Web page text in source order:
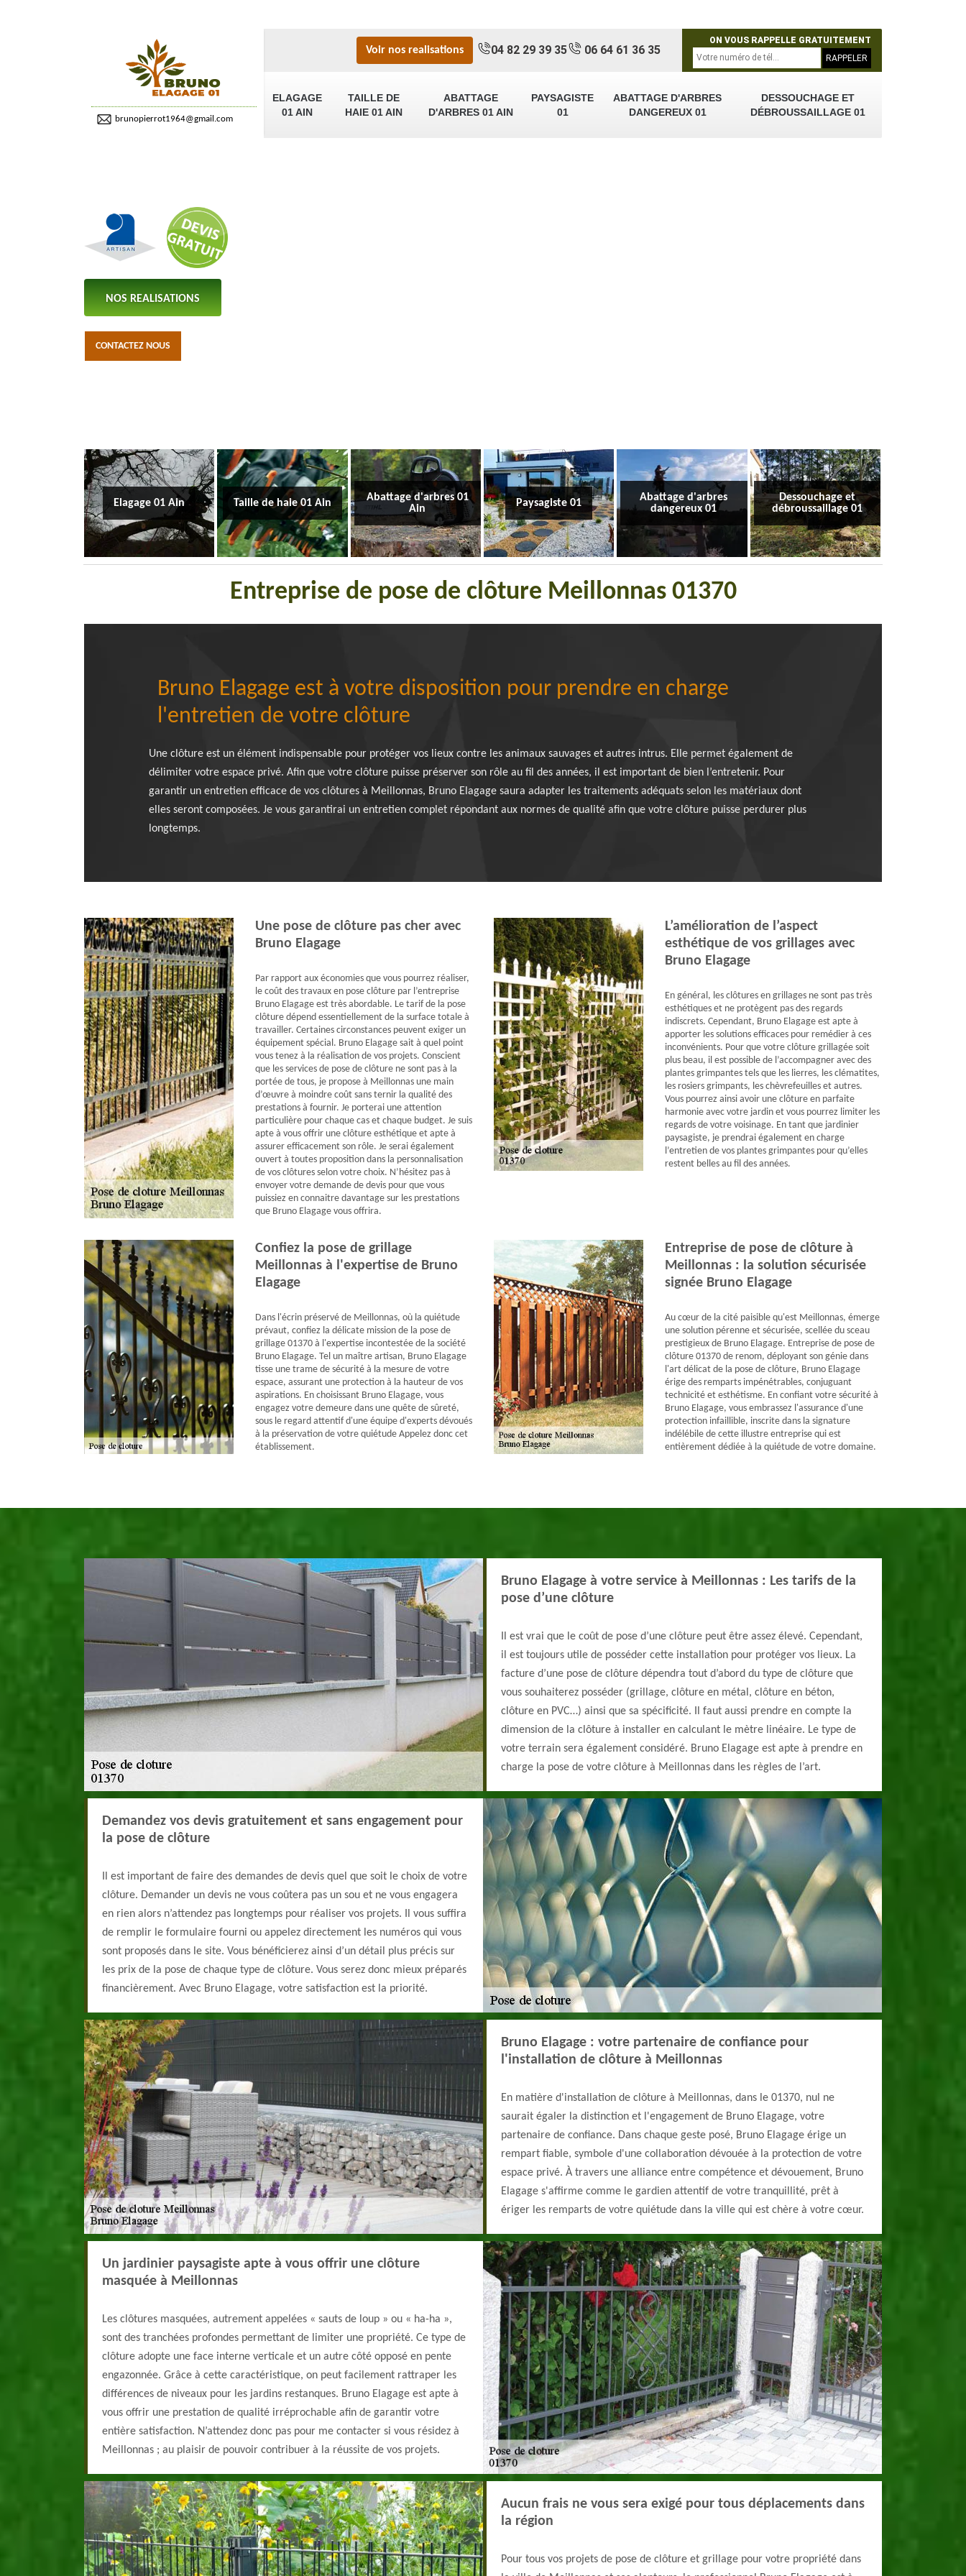
brunopierrot1964@gmail.com
ELAGAGE
01 AIN
TAILLE DE
HAIE 01 AIN
ABATTAGE
D'ARBRES 01 AIN
PAYSAGISTE
01
ABATTAGE D'ARBRES
DANGEREUX 01
DESSOUCHAGE ET
DÉBROUSSAILLAGE 01
Voir nos realisations 04 82 29 39 35 06 64 61 36 35
ON VOUS RAPPELLE GRATUITEMENT
NOS REALISATIONS
CONTACTEZ NOUS
Elagage 01 Ain Taille de haie 01 Ain
Abattage d'arbres 01
Ain
Paysagiste 01
Abattage d'arbres
dangereux 01
Dessouchage et
débroussaillage 01
Entreprise de pose de clôture Meillonnas 01370
Bruno Elagage est à votre disposition pour prendre en charge
l'entretien de votre clôture
Une clôture est un élément indispensable pour protéger vos lieux contre les animaux sauvages et autres intrus. Elle permet également de
délimiter votre espace privé. Afin que votre clôture puisse préserver son rôle au fil des années, il est important de bien l’entretenir. Pour
garantir un entretien efficace de vos clôtures à Meillonnas, Bruno Elagage saura adapter les traitements adéquats selon les matériaux dont
elles seront composées. Je vous garantirai un entretien complet répondant aux normes de qualité afin que votre clôture puisse perdurer plus
longtemps.
Une pose de clôture pas cher avec
Bruno Elagage
Par rapport aux économies que vous pourrez réaliser,
le coût des travaux en pose clôture par l’entreprise
Bruno Elagage est très abordable. Le tarif de la pose
clôture dépend essentiellement de la surface totale à
travailler. Certaines circonstances peuvent exiger un
équipement spécial. Bruno Elagage sait à quel point
vous tenez à la réalisation de vos projets. Conscient
que les services de pose de clôture ne sont pas à la
portée de tous, je propose à Meillonnas une main
d’œuvre à moindre coût sans ternir la qualité des
prestations à fournir. Je porterai une attention
particulière pour chaque cas et chaque budget. Je suis
apte à vous offrir une clôture esthétique et apte à
assurer efficacement son rôle. Je serai également
ouvert à toutes proposition dans la personnalisation
de vos clôtures selon votre choix. N’hésitez pas à
envoyer votre demande de devis pour que vous
puissiez en connaitre davantage sur les prestations
que Bruno Elagage vous offrira.
L’amélioration de l’aspect
esthétique de vos grillages avec
Bruno Elagage
En général, les clôtures en grillages ne sont pas très
esthétiques et ne protègent pas des regards
indiscrets. Cependant, Bruno Elagage est apte à
apporter les solutions efficaces pour remédier à ces
inconvénients. Pour que votre clôture grillagée soit
plus beau, il est possible de l’accompagner avec des
plantes grimpantes tels que les lierres, les clématites,
les rosiers grimpants, les chèvrefeuilles et autres.
Vous pourrez ainsi avoir une clôture en parfaite
harmonie avec votre jardin et vous pourrez limiter les
regards de votre voisinage. En tant que jardinier
paysagiste, je prendrai également en charge
l’entretien de vos plantes grimpantes pour qu’elles
restent belles au fil des années.
Confiez la pose de grillage
Meillonnas à l'expertise de Bruno
Elagage
Dans l'écrin préservé de Meillonnas, où la quiétude
prévaut, confiez la délicate mission de la pose de
grillage 01370 à l'expertise incontestée de la société
Bruno Elagage. Tel un maître artisan, Bruno Elagage
tisse une trame de sécurité à la mesure de votre
espace, assurant une protection à la hauteur de vos
aspirations. En choisissant Bruno Elagage, vous
engagez votre demeure dans une quête de sûreté,
sous le regard attentif d'une équipe d'experts dévoués
à la préservation de votre quiétude Appelez donc cet
établissement.
Entreprise de pose de clôture à
Meillonnas : la solution sécurisée
signée Bruno Elagage
Au cœur de la cité paisible qu'est Meillonnas, émerge
une solution pérenne et sécurisée, scellée du sceau
prestigieux de Bruno Elagage. Entreprise de pose de
clôture 01370 de renom, déployant son génie dans
l'art délicat de la pose de clôture, Bruno Elagage
érige des remparts impénétrables, conjuguant
technicité et esthétisme. En confiant votre sécurité à
Bruno Elagage, vous embrassez l'assurance d'une
protection infaillible, inscrite dans la signature
indélébile de cette illustre entreprise qui est
entièrement dédiée à la quiétude de votre domaine.
Bruno Elagage à votre service à Meillonnas : Les tarifs de la
pose d’une clôture
Il est vrai que le coût de pose d’une clôture peut être assez élevé. Cependant,
il est toujours utile de posséder cette installation pour protéger vos lieux. La
facture d’une pose de clôture dépendra tout d’abord du type de clôture que
vous souhaiterez posséder (grillage, clôture en métal, clôture en béton,
clôture en PVC…) ainsi que sa spécificité. Il faut aussi prendre en compte la
dimension de la clôture à installer en calculant le mètre linéaire. Le type de
votre terrain sera également considéré. Bruno Elagage est apte à prendre en
charge la pose de votre clôture à Meillonnas dans les règles de l’art.
Demandez vos devis gratuitement et sans engagement pour
la pose de clôture
Il est important de faire des demandes de devis quel que soit le choix de votre
clôture. Demander un devis ne vous coûtera pas un sou et ne vous engagera
en rien alors n’attendez pas longtemps pour réaliser vos projets. Il vous suffira
de remplir le formulaire fourni ou appelez directement les numéros qui vous
sont proposés dans le site. Vous bénéficierez ainsi d’un détail plus précis sur
les prix de la pose de chaque type de clôture. Vous serez donc mieux préparés
financièrement. Avec Bruno Elagage, votre satisfaction est la priorité.
Bruno Elagage : votre partenaire de confiance pour
l'installation de clôture à Meillonnas
En matière d'installation de clôture à Meillonnas, dans le 01370, nul ne
saurait égaler la distinction et l'engagement de Bruno Elagage, votre
partenaire de confiance. Dans chaque geste posé, Bruno Elagage érige un
rempart fiable, symbole d'une collaboration dévouée à la protection de votre
espace privé. À travers une alliance entre compétence et dévouement, Bruno
Elagage s'affirme comme le gardien attentif de votre tranquillité, prêt à
ériger les remparts de votre quiétude dans la ville qui est chère à votre cœur.
Un jardinier paysagiste apte à vous offrir une clôture
masquée à Meillonnas
Les clôtures masquées, autrement appelées « sauts de loup » ou « ha-ha »,
sont des tranchées profondes permettant de limiter une propriété. Ce type de
clôture adopte une face interne verticale et un autre côté opposé en pente
engazonnée. Grâce à cette caractéristique, on peut facilement rattraper les
différences de niveaux pour les jardins restanques. Bruno Elagage est apte à
vous offrir une prestation de qualité irréprochable afin de garantir votre
entière satisfaction. N’attendez donc pas pour me contacter si vous résidez à
Meillonnas ; au plaisir de pouvoir contribuer à la réussite de vos projets.
Aucun frais ne vous sera exigé pour tous déplacements dans
la région
Pour tous vos projets de pose de clôture et grillage pour votre propriété dans